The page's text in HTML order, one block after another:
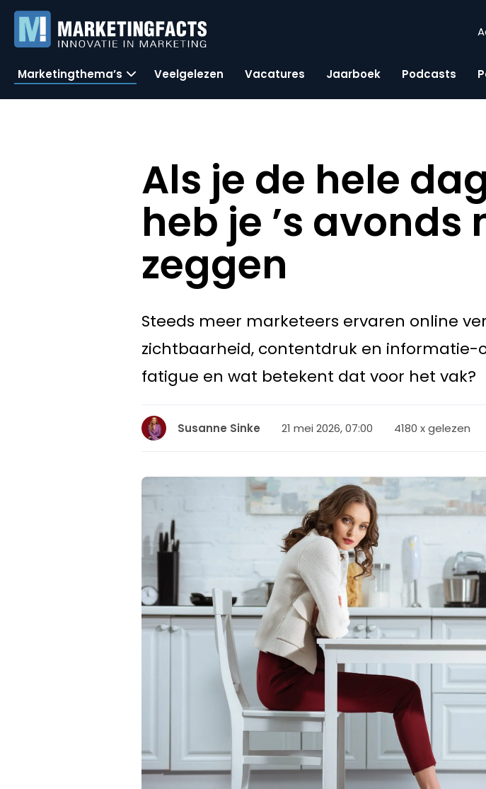
Marketingthema’s Veelgelezen Vacatures Jaarboek Podcasts
Als je de hele
heb je ’s avonds
zeggen
Steeds meer marketeers ervaren online
zichtbaarheid, contentdruk en informatie-
fatigue en wat betekent dat voor het vak?
Susanne Sinke 21 mei 2026, 07:00 4180 x gelezen